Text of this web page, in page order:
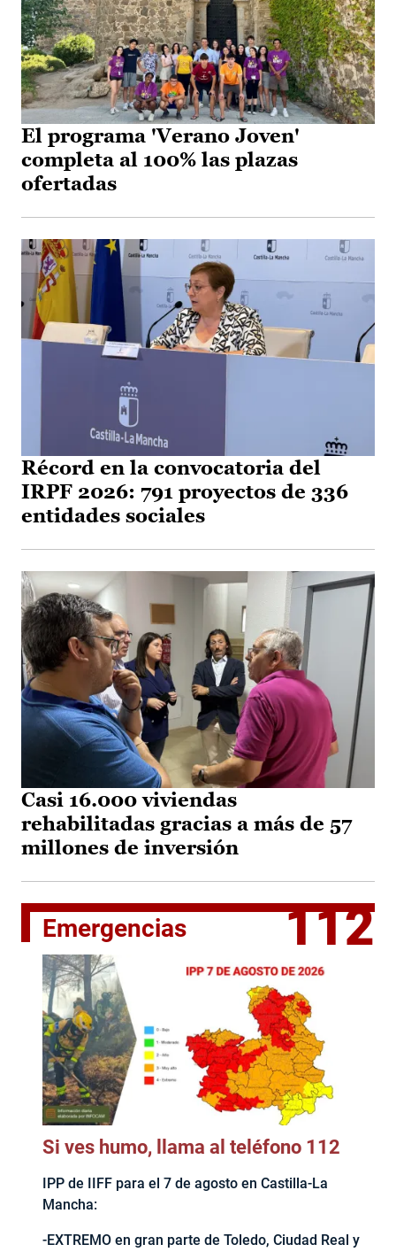
El programa 'Verano Joven'
completa al 100% las plazas
ofertadas
Récord en la convocatoria del
IRPF 2026: 791 proyectos de 336
entidades sociales
Casi 16.000 viviendas
rehabilitadas gracias a más de 57
millones de inversión
Emergencias 112
Si ves humo, llama al teléfono 112
IPP de IIFF para el 7 de agosto en Castilla-La
Mancha:
-EXTREMO en gran parte de Toledo, Ciudad Real y